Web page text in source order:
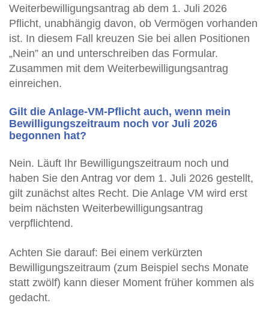
Weiterbewilligungsantrag ab dem 1. Juli 2026
Pflicht, unabhängig davon, ob Vermögen vorhanden
ist. In diesem Fall kreuzen Sie bei allen Positionen
„Nein” an und unterschreiben das Formular.
Zusammen mit dem Weiterbewilligungsantrag
einreichen.
Gilt die Anlage-VM-Pflicht auch, wenn mein
Bewilligungszeitraum noch vor Juli 2026
begonnen hat?
Nein. Läuft Ihr Bewilligungszeitraum noch und
haben Sie den Antrag vor dem 1. Juli 2026 gestellt,
gilt zunächst altes Recht. Die Anlage VM wird erst
beim nächsten Weiterbewilligungsantrag
verpflichtend.
Achten Sie darauf: Bei einem verkürzten
Bewilligungszeitraum (zum Beispiel sechs Monate
statt zwölf) kann dieser Moment früher kommen als
gedacht.